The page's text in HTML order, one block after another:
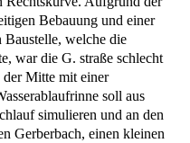
Bebauung und einer
welche die
war die G. straße schlecht
der Mitte mit einer
soll aus
simulieren und an den
Gerberbach, einen kleinen